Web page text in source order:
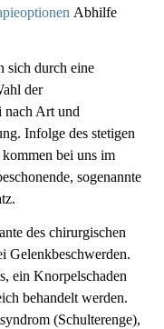
Abhilfe
sich durch eine
der
nach Art und
Infolge des stetigen
bei uns im
sogenannte
des chirurgischen
Gelenkbeschwerden.
ein Knorpelschaden
behandelt werden.
(Schulterenge),